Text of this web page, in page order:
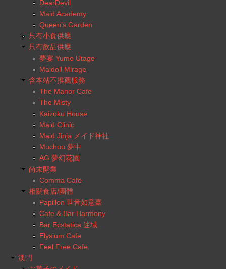
DearDevil
Maid Academy
Queen’s Garden
只有小食供應
只有飲品供應
夢宴 Yume Utage
Maidoll Mirage
含本站不推薦服務
The Manor Cafe
The Misty
Kaizoku House
Maid Clinic
Maid Jinja メイド神社
Muchuu 夢中
AG 夢幻花園
尚未開業
Comma Cafe
相關食店/團體
Papillon 世音如意臺
Cafe & Bar Harmony
Bar Ecstatica 迷域
Elysium Cafe
Feel Free Cafe
澳門